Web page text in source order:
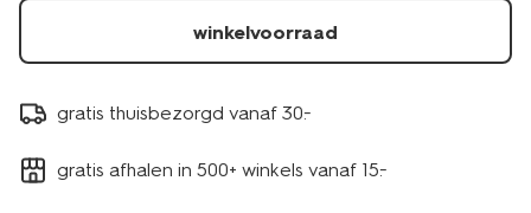
winkelvoorraad
gratis thuisbezorgd vanaf 30.-
gratis afhalen in 500+ winkels vanaf 15.-